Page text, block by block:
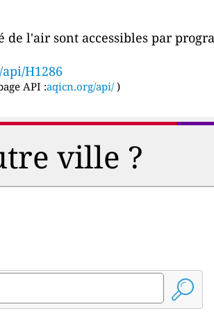
l'air sont accessibles par
H1286
API :aqicn.org/api/ )
ville ?